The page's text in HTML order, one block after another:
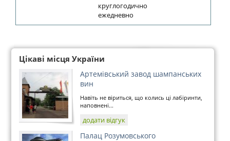
круглогодично
ежедневно
Цікаві місця України
Артемівський завод шампанських
вин
Навіть не віриться, що колись ці лабіринти,
наповнені...
додати відгук
Палац Розумовського